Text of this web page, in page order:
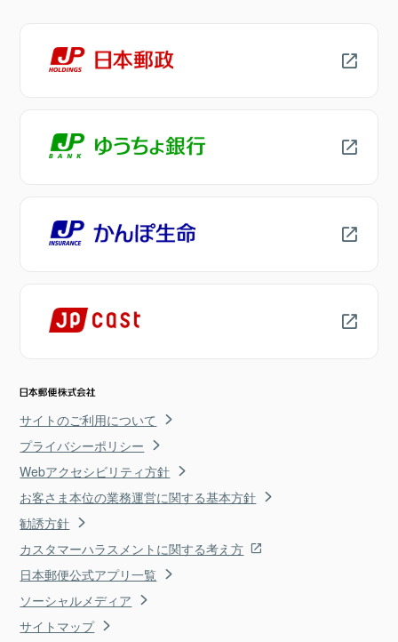
サイトのご利用について
プライバシーポリシー
Webアクセシビリティ方針
お客さま本位の業務運営に関する基本方針
勧誘方針
カスタマーハラスメントに関する考え方
日本郵便公式アプリ一覧
ソーシャルメディア
サイトマップ